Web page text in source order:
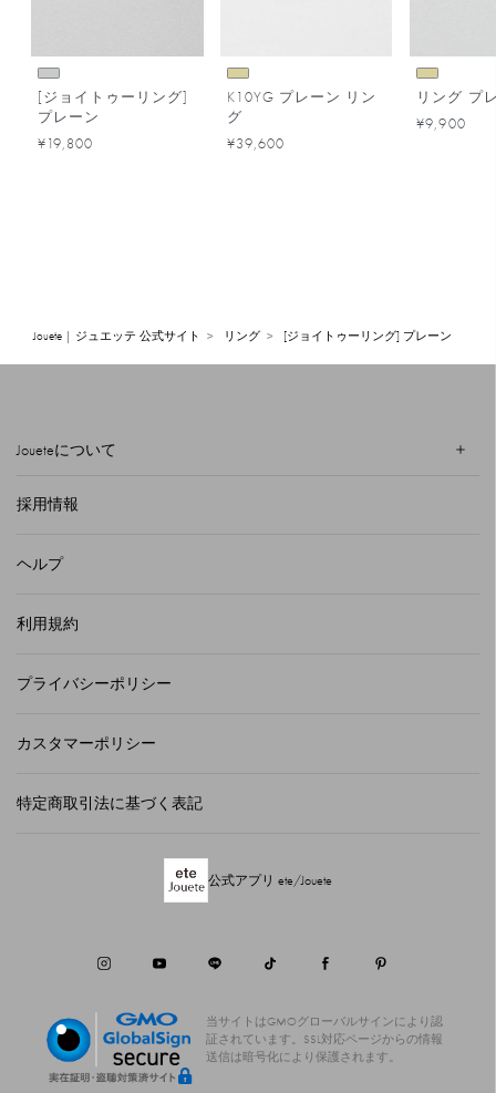
[ジョイトゥーリング]
プレーン
¥19,800
K10YG プレーン リン
グ
¥39,600
リング プ
¥9,900
Jouete | ジュエッテ 公式サイト リング [ジョイトゥーリング] プレーン
Joueteについて
採用情報
ヘルプ
利用規約
プライバシーポリシー
カスタマーポリシー
特定商取引法に基づく表記
公式アプリ ete/Jouete
当サイトはGMOグローバルサインにより認
証されています。
SSL対応ページからの情報
送信は暗号化により保護されます。